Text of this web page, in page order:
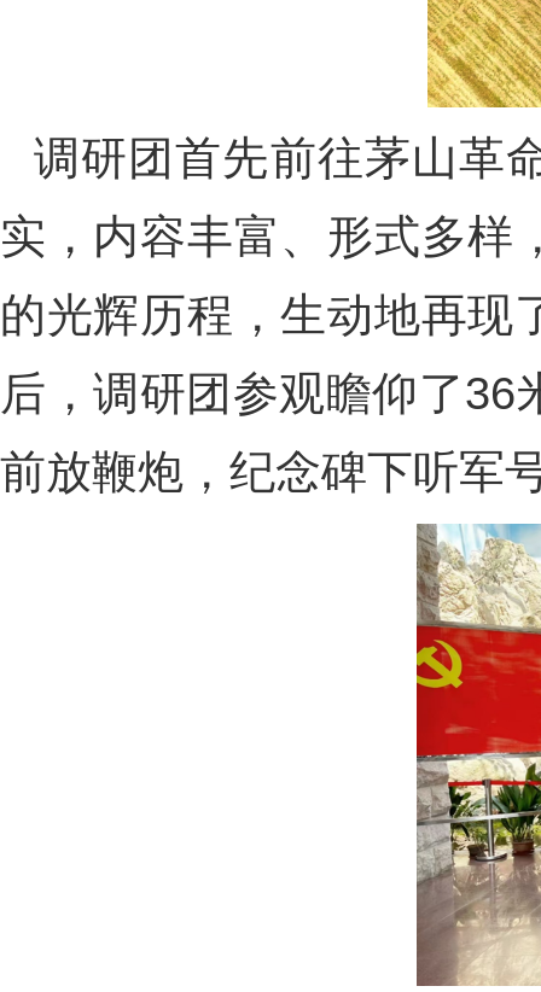
调研团首先前往茅山革
实，内容丰富、形式多样
的光辉历程，生动地再现
后，调研团参观瞻仰了36
前放鞭炮，纪念碑下听军